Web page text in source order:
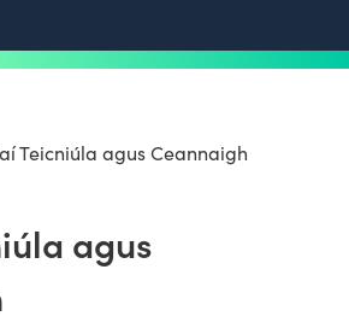
Teicniúla agus Ceannaigh
agus